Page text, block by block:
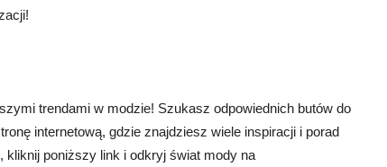
trendami w modzie! Szukasz odpowiednich butów do
internetową, gdzie znajdziesz wiele inspiracji i porad
poniższy link i odkryj świat mody na